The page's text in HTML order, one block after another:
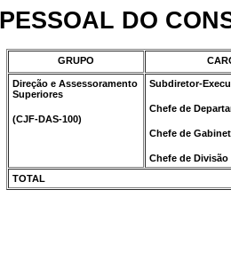
DO
GRUPO
Direção e Assessoramento
Superiores
(CJF-DAS-100)
Subdiretor-
Chefe de
Chefe de
Chefe de Divisão
TOTAL